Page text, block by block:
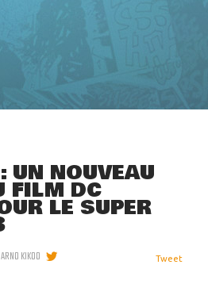
UN NOUVEAU
FILM DC
LE SUPER
ARNO KIKOO Tweet